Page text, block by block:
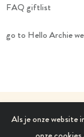
Als je onze website
FAQ giftlist
go to Hello Archie
©